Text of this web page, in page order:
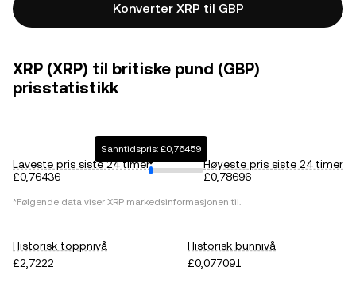
Konverter XRP til GBP
XRP (XRP) til britiske pund (GBP)
prisstatistikk
Laveste pris siste 24 timer
£0,76436
Sanntidspris: £0,76459
Høyeste pris siste 24 timer
£0,78696
*Følgende data viser XRP markedsinformasjonen til.
Historisk toppnivå
£2,7222
Historisk bunnivå
£0,077091